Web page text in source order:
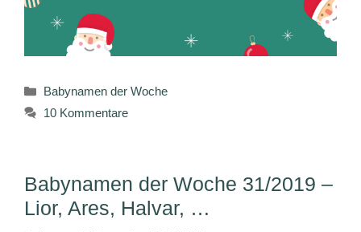
Kategorien
Babynamen der Woche
10 Kommentare
Babynamen der Woche 31/2019 –
Lior, Ares, Halvar, …